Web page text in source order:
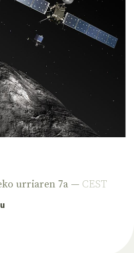
urriaren 7a — CEST